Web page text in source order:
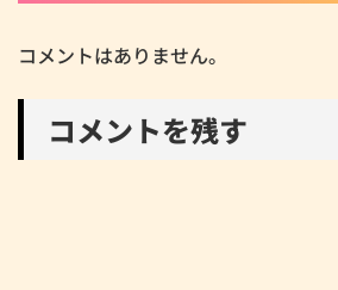
コメントはありません。
コメントを残す